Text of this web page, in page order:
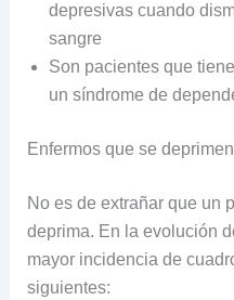
depresivas cuando
sangre
Son pacientes que
un síndrome de
Enfermos que se
No es de extrañar que un
deprima. En la evolución
mayor incidencia de
siguientes: